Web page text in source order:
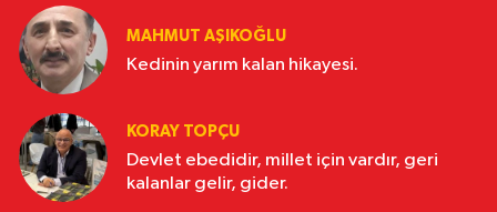
MAHMUT AŞIKOĞLU
Kedinin yarım kalan hikayesi.
KORAY TOPÇU
Devlet ebedidir, millet için vardır, geri
kalanlar gelir, gider.